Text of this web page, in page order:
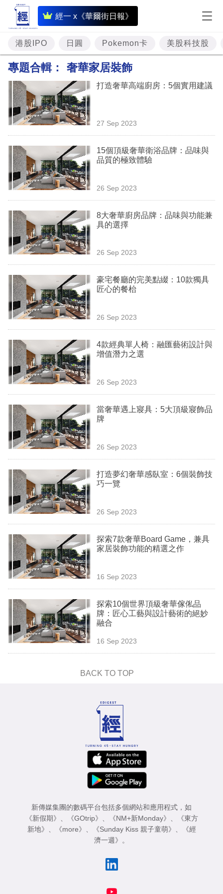
經一 x《華爾街日報》
即
時
財
經
題
投
資
樓
市
理
商
業
科
技
職
場
生
時
事
欄
訂
閱
區
港股IPO 日圓 Pokemon卡 美股科技股
專題合輯： 奢華家居裝飾
打造奢華高端廚房：5個實用建議
27 Sep 2023
15個頂級奢華衛浴品牌：品味與
品質的極致體驗
26 Sep 2023
8大奢華廚房品牌：品味與功能兼
具的選擇
26 Sep 2023
豪宅餐廳的完美點綴：10款獨具
匠心的餐枱
26 Sep 2023
4款經典單人椅：融匯藝術設計與
增值潛力之選
26 Sep 2023
當奢華遇上寢具：5大頂級寢飾品
牌
26 Sep 2023
打造夢幻奢華感臥室：6個裝飾技
巧一覽
26 Sep 2023
探索7款奢華Board Game，兼具
家居裝飾功能的精選之作
16 Sep 2023
探索10個世界頂級奢華傢俬品
牌：匠心工藝與設計藝術的絕妙
融合
16 Sep 2023
BACK TO TOP
新傳媒集團的數碼平台包括多個網站和應用程式，如
《新假期》 、 《GOtrip》 、 《NM+新Monday》 、
《東方
新地》 、 《more》 、 《Sunday Kiss 親子童萌》 、
《經
濟一週》 。